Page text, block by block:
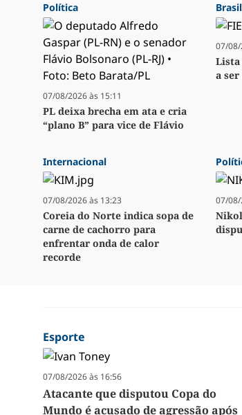
Política
07/08/2026 às 15:11
PL deixa brecha em ata e cria
“plano B” para vice de Flávio
Brasil
07/
Lista
a ser
Internacional
07/08/2026 às 13:23
Coreia do Norte indica sopa de
carne de cachorro para
enfrentar onda de calor
recorde
07/
Esporte
07/08/2026 às 16:56
Atacante que disputou Copa do
Mundo é acusado de agressão após